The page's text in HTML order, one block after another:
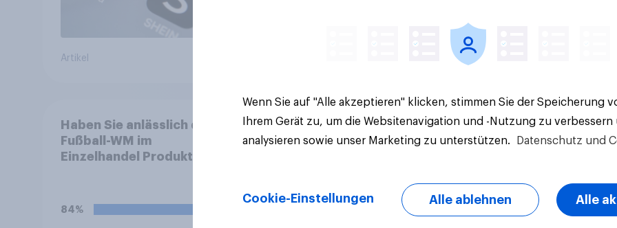
Artikel
Haben Sie anlässlich der
Fußball-WM im
Einzelhandel Produkte als
besonderem Geschmack,
84%
Wenn Sie auf "Alle akzeptieren" klicken, stimmen Sie der Speicherung
Ihrem Gerät zu, um die Websitenavigation und -Nutzung zu verbessern
analysieren sowie unser Marketing zu unterstützen.
Datenschutz und
Cookie-Einstellungen Alle ablehnen Alle